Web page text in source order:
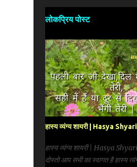
लोकप्रिय पोस्ट
हास्य व्यंग्य शायरी | Hasya
हास्य व्यंग्य शायरी | Hasya
दोस्तो आप सभी का स्वागत है हास्य